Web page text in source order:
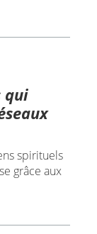
qui
spirituels
grâce aux